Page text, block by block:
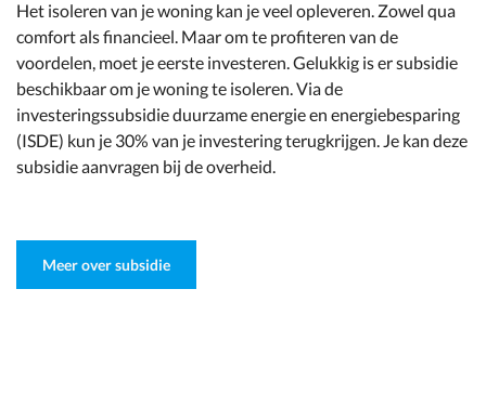
Het isoleren van je woning kan je veel opleveren. Zowel qua
comfort als financieel. Maar om te profiteren van de
voordelen, moet je eerste investeren. Gelukkig is er subsidie
beschikbaar om je woning te isoleren. Via de
investeringssubsidie duurzame energie en energiebesparing
(ISDE) kun je 30% van je investering terugkrijgen. Je kan deze
subsidie aanvragen bij de overheid.
Meer over subsidie